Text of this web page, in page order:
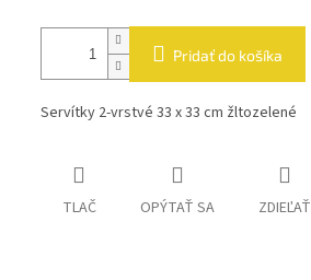
Pridať do košíka
Servítky 2-vrstvé 33 x 33 cm žltozelené
TLAČ OPÝTAŤ SA ZDIEĽAŤ